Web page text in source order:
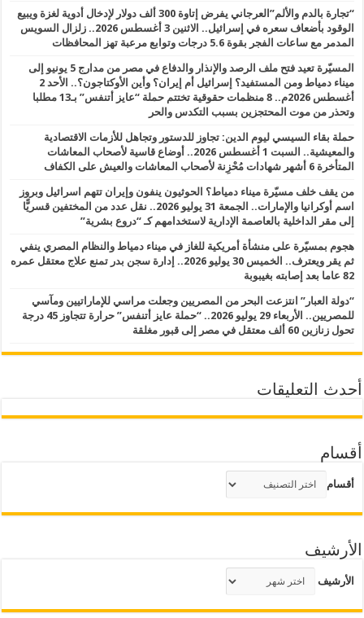
“تجارة بالدم والألم”العرجاني يفرض إتاوة 300 ألف دولار لإدخال أدوية لغزة ويبيع
الوقود بأضعاف سعره في إسرائيل.. الاثنين 3 أغسطس 2026.. زلزال السويس
المدمر مع ساعات الفجر بقوة 5.6 درجات وتوابع مرعبة تهز المحافظات
المسيّرة تعيد فتح ملف الرصد والإنذار والدفاع في مصر من مدارج 5 يونيو إلى
ميناء دمياط ومن المستفيد؟ إسرائيل أم إيران؟ وأين الأوكتاجون؟.. الأحد 2
أغسطس 2026م.. 8 منظمات حقوقية تختتم حملة “عايز أتنفس” بـ13 مطلبا
وتحذر من موت المحتجزين بسبب التكدس والحر
حملة بقاء السيسي ليوم الدين: تجاوز للدستور وتجاهل للأزمات الاقتصادية
والمعيشية.. السبت 1 أغسطس 2026.. أوضاع قاسية لأصحاب المعاشات
المتأخرة 6 أشهر شهادات مُحْزِنة لأصحاب المعاشات والعيش على الكفاف
من يقف خلف مسيّرة ميناء دمياط؟ الحوثيون ينفون وإيران تتهم اسرائيل وبروز
اسم أوكرانيا والإمارات.. الجمعة 31 يوليو 2026.. نقل عدد من المختفين قسريًّا
إلى مقر الداخلية بالعاصمة الإدارية لاستخدامهم كـ “دروع بشرية”
هجوم بمسيّرة على منشأة أمريكية للغاز في ميناء دمياط والنظام المصري ينفي
ثم يقر ويعترف.. الخميس 30 يوليو 2026.. إدارة سجن بدر تمنع علاج معتقل عمره
82 عاما بعد إصابته بغيبوبة
“دولة العبار” انتزعت البحر من المصريين وجعلت مراسي للإماراتيين ومآسي
للمصريين.. الأربعاء 29 يوليو 2026.. “حملة عايز أتنفس” حرارة تتجاوز 45 درجة
تحول زنازين 60 ألف معتقل في مصر إلى قبور مغلقة
أحدث التعليقات
أقسام
أقسام
الأرشيف
الأرشيف